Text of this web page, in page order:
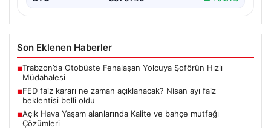
Son Eklenen Haberler
■Trabzon’da Otobüste Fenalaşan Yolcuya Şoförün Hızlı
Müdahalesi
■FED faiz kararı ne zaman açıklanacak? Nisan ayı faiz
beklentisi belli oldu
■Açık Hava Yaşam alanlarında Kalite ve bahçe mutfağı
Çözümleri